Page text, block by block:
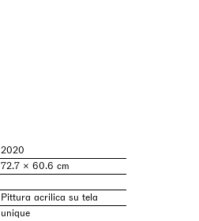
2020
72.7 × 60.6 cm
Pittura acrilica su tela
unique